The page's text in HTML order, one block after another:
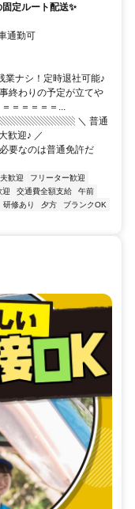
定ルート配送✨
通勤可
業ナシ！定時退社可能♪
終わりの予定が立てや
＝＝＝＝＝...
＼ 普通
歓迎♪ ／
は普通免許だ
歓迎
フリーター歓迎
迎 交通費全額支給
午前
研修あり 夕方
ブランクOK